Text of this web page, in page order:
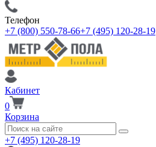
Телефон
+7 (800) 550-78-66+7 (495) 120-28-19
Кабинет
0
Корзина
+7 (495) 120-28-19